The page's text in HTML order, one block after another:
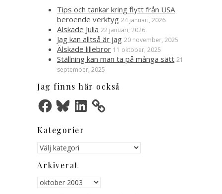
Tips och tankar kring flytt från USA
beroende verktyg 24 januari, 2026
Älskade Julia 22 januari, 2026
Jag kan alltså är jag 20 november, 2025
Älskade lillebror 11 oktober, 2025
Ställning kan man ta på många sätt 21
september, 2025
Jag finns här också
FacebookBlueskyLinkedIn
Kategorier
Kategorier
Arkiverat
Arkiverat